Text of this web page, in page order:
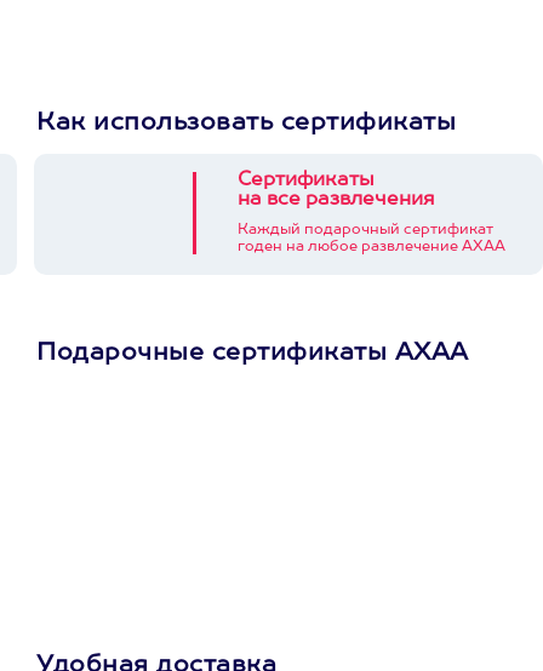
Как использовать сертификаты
Сертификаты
на все развлечения
Каждый подарочный сертификат
годен на любое развлечение АХАА
Подарочные сертификаты АХАА
Удобная доставка